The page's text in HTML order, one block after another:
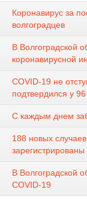
Коронавирус за
волгоградцев
В Волгоградской
коронавирусной
COVID-19 не
подтвердился у 96
С каждым днем
188 новых
зарегистрированы
В Волгоградской
COVID-19